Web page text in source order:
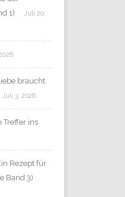
1)
Juli 20,
braucht
Juli 3, 2026
Treffer ins
Rezept für
Band 3)